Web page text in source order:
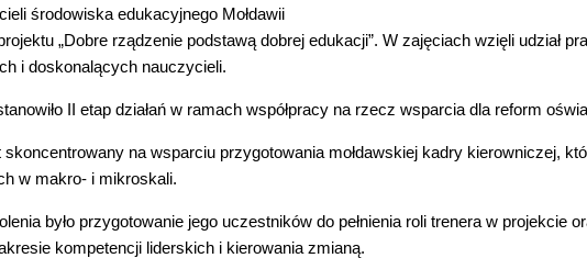
środowiska edukacyjnego Mołdawii
„Dobre rządzenie podstawą dobrej edukacji”. W zajęciach wzięli udział
i doskonalących nauczycieli.
II etap działań w ramach współpracy na rzecz wsparcia dla reform
skoncentrowany na wsparciu przygotowania mołdawskiej kadry kierowniczej,
w makro- i mikroskali.
było przygotowanie jego uczestników do pełnienia roli trenera w projekcie
kompetencji liderskich i kierowania zmianą.